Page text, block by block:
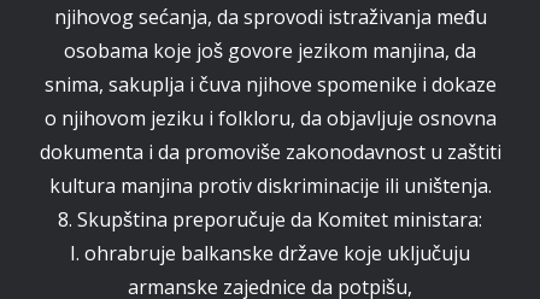
njihovog sećanja, da sprovodi istraživanja među
osobama koje još govore jezikom manjina, da
snima, sakuplja i čuva njihove spomenike i dokaze
o njihovom jeziku i folkloru, da objavljuje osnovna
dokumenta i da promoviše zakonodavnost u zaštiti
kultura manjina protiv diskriminacije ili uništenja.
8. Skupština preporučuje da Komitet ministara:
I. ohrabruje balkanske države koje uključuju
armanske zajednice da potpišu,